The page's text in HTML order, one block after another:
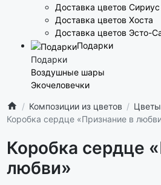
Доставка цветов Сириус
Доставка цветов Хоста
Доставка цветов Эсто-
Подарки
Подарки
Воздушные шары
Экочеловечки
Композиции из цветов
Коробка сердце «Признание в
Коробка сердце
любви»